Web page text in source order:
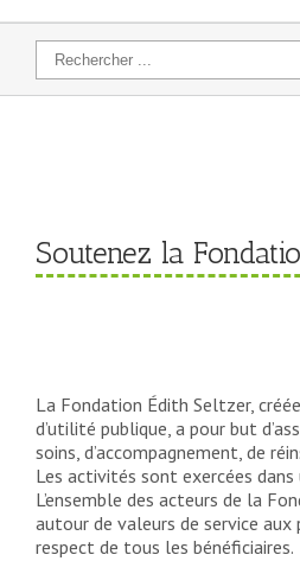
Soutenez la
La Fondation Édith Seltzer,
d’utilité publique, a pour but
soins, d’accompagnement, de
Les activités sont exercées
L’ensemble des acteurs de la
autour de valeurs de service aux
respect de tous les bénéficiaires.